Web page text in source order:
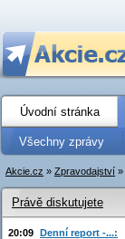
Úvodní stránka
Všechny zprávy
Akcie.cz » Zpravodajství »
Právě diskutujete
20:09 Denní report -...: